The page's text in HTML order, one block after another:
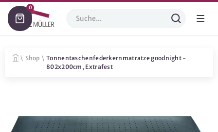
0
\ Shop \ Tonnentaschenfederkernmatratze goodnight -
802x200cm, Extrafest